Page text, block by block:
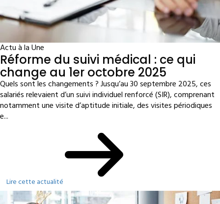
Actu à la Une
Réforme du suivi médical : ce qui
change au 1er octobre 2025
Quels sont les changements ? Jusqu’au 30 septembre 2025, ces
salariés relevaient d’un suivi individuel renforcé (SIR), comprenant
notamment une visite d’aptitude initiale, des visites périodiques
e...
Lire cette actualité